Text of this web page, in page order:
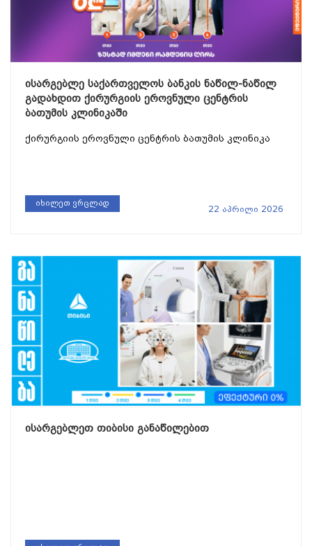
ისარგებლე საქართველოს ბანკის ნაწილ-ნაწილ
გადახდით ქირურგიის ეროვნული ცენტრის
ბათუმის კლინიკაში
ქირურგიის ეროვნული ცენტრის ბათუმის კლინიკა
იხილეთ ვრცლად
22 აპრილი 2026
ისარგებლეთ თიბისი განაწილებით